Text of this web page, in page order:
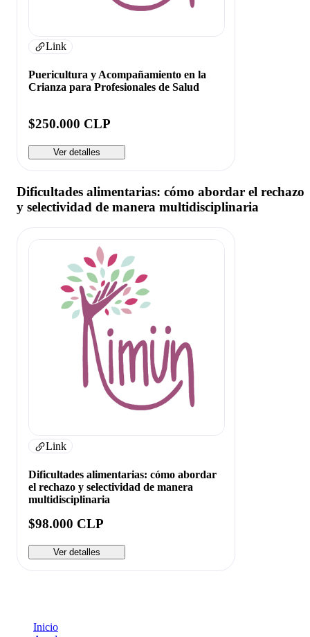
Link
Puericultura y Acompañamiento en la
Crianza para Profesionales de Salud
$250.000 CLP
Ver detalles
Dificultades alimentarias: cómo abordar el rechazo
y selectividad de manera multidisciplinaria
Link
Dificultades alimentarias: cómo abordar
el rechazo y selectividad de manera
multidisciplinaria
$98.000 CLP
Ver detalles
Inicio